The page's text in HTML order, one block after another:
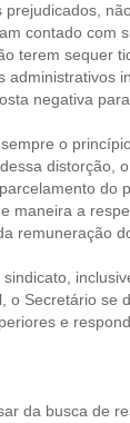
DISSÍDIOS
OU ANUIDADE
contado com
terem sequer
administrativos
negativa
o
distorção,
do
maneira a
remuneração
o Secretário se
e
da busca de